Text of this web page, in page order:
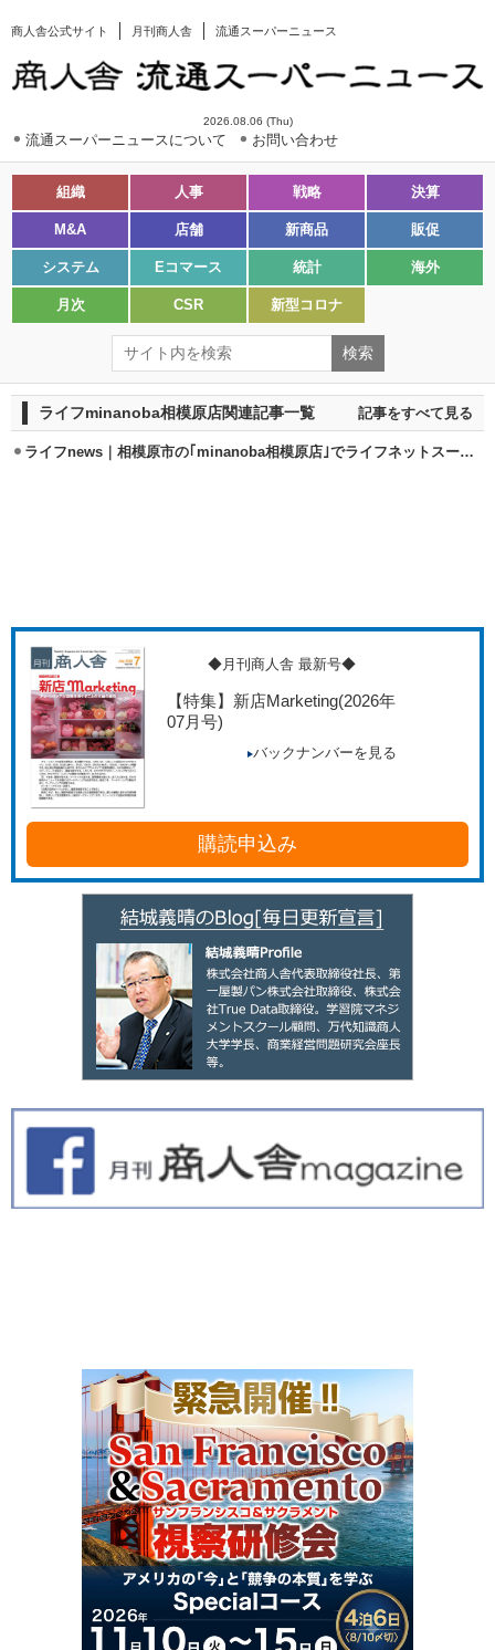
商人舎公式サイト 月刊商人舎 流通スーパーニュース
2026.08.06 (Thu)
流通スーパーニュースについて お問い合わせ
組織 人事 戦略 決算
M&A 店舗 新商品 販促
システム Eコマース 統計 海外
月次 CSR 新型コロナ
ライフminanoba相模原店関連記事一覧 記事をすべて見る
ライフnews｜相模原市の｢minanoba相模原店｣でライフネットスーパー開始
◆月刊商人舎 最新号◆
【特集】新店Marketing(2026年
07月号)
バックナンバーを見る
購読申込み